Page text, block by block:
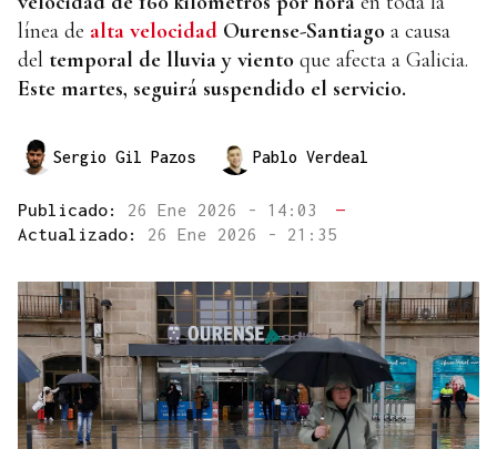
línea de alta velocidad Ourense-Santiago a causa
del temporal de lluvia y viento que afecta a Galicia.
Este martes, seguirá suspendido el servicio.
Sergio Gil Pazos Pablo Verdeal
Publicado: 26 Ene 2026 - 14:03
—
Actualizado: 26 Ene 2026 - 21:35